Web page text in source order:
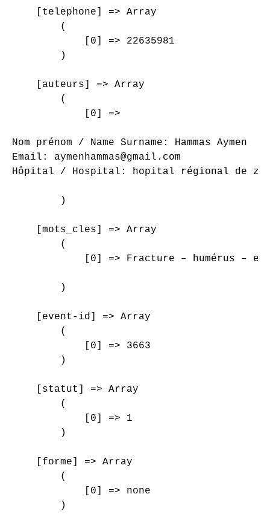
    [telephone] => Array
        (
            [0] => 22635981
        )
    [auteurs] => Array
        (
            [0] =>
Nom prénom / Name Surname: Hammas Aymen
Email: aymenhammas@gmail.com
Hôpital / Hospital: hopital régional de
        )
    [mots_cles] => Array
        (
[0] => Fracture – humérus –
        )
    [event-id] => Array
        (
            [0] => 3663
        )
    [statut] => Array
        (
            [0] => 1
        )
    [forme] => Array
        (
            [0] => none
        )